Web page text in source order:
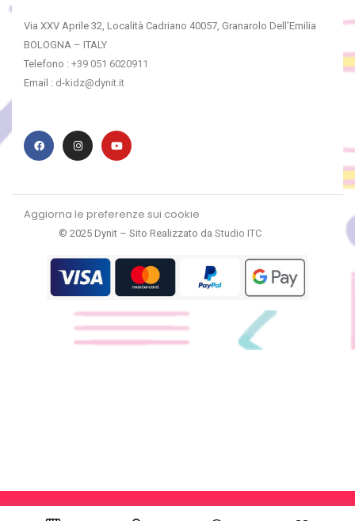
Via XXV Aprile 32, Località Cadriano 40057, Granarolo Dell’Emilia
BOLOGNA – ITALY
Telefono : +39 051 6020911
Email : d-kidz@dynit.it
Aggiorna le preferenze sui cookie
© 2025 Dynit – Sito Realizzato da Studio ITC